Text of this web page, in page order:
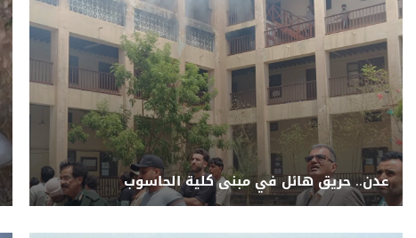
عدن.. حريق هائل في مبنى كلية الحاسوب